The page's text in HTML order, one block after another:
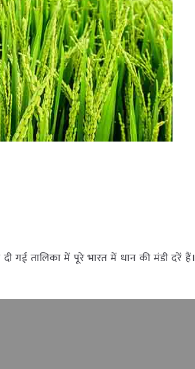
गई तालिका में पूरे भारत में धान की मंडी दरें हैं।